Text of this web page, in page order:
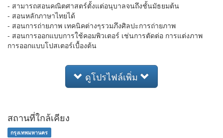
- สามารถสอนคณิตศาสตร์ตั้งแต่อนุบาลจนถึงชั้นมัธยมต้น
- สอนหลักภาษาไทยได้
- สอนการถ่ายภาพ เทคนิคต่างๆรวมภึงศิลปะการถ่ายภาพ
- สอนการออกแบบการใช้คอมพิวเตอร์ เช่นการตัดต่อ การแต่งภาพ
การออกแบบโปสเตอร์เบื้องต้น
ดูโปรไฟล์เพิ่ม
สถานที่ใกล้เคียง
กรุงเทพมหานคร